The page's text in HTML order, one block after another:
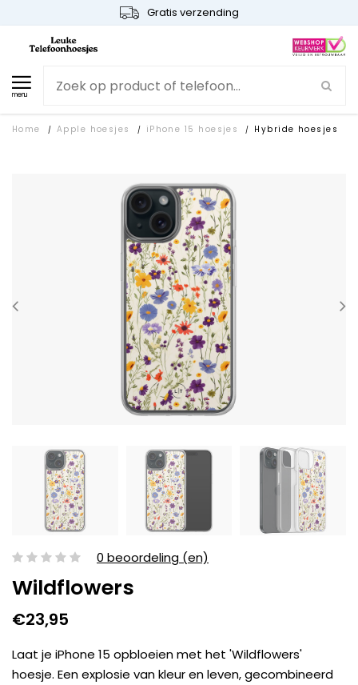
Gratis verzending
menu
Home / Apple hoesjes / iPhone 15 hoesjes / Hybride hoesjes
0 beoordeling (en)
Wildflowers
€23,95
Laat je iPhone 15 opbloeien met het 'Wildflowers'
hoesje. Een explosie van kleur en leven, gecombineerd